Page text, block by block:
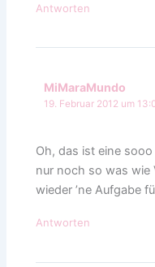
Antworten
MiMaraMundo
19. Februar 2012 um
Oh, das ist eine
nur noch so was wie
wieder ’ne Aufgabe
Antworten